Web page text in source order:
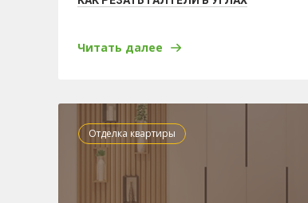
Читать далее
Отделка квартиры